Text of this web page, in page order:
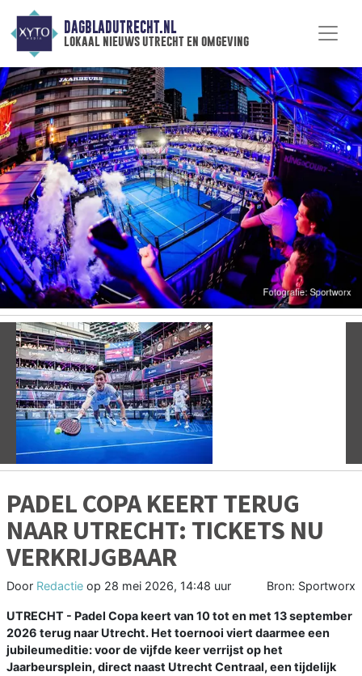
DAGBLADUTRECHT.NL
lokaal nieuws utrecht en omgeving
Vorige
PADEL COPA KEERT TERUG
NAAR UTRECHT: TICKETS NU
VERKRIJGBAAR
Door Redactie op 28 mei 2026, 14:48 uur Bron: Sportworx
UTRECHT - Padel Copa keert van 10 tot en met 13 september
2026 terug naar Utrecht. Het toernooi viert daarmee een
jubileumeditie: voor de vijfde keer verrijst op het
Jaarbeursplein, direct naast Utrecht Centraal, een tijdelijk